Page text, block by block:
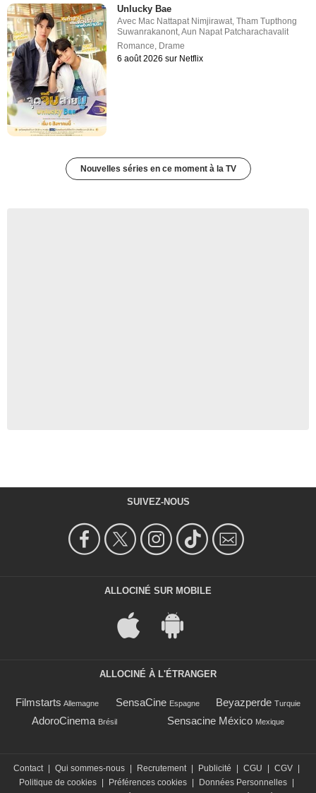
Unlucky Bae
Avec Mac Nattapat Nimjirawat,Tham Tupthong
Suwanrakanont,Aun Napat Patcharachavalit
Romance, Drame
6 août 2026 sur Netflix
Nouvelles séries en ce moment à la TV
SUIVEZ-NOUS
ALLOCINÉ SUR MOBILE
ALLOCINÉ À L'ÉTRANGER
Filmstarts Allemagne SensaCine Espagne Beyazperde Turquie
AdoroCinema Brésil Sensacine México Mexique
Contact Qui sommes-nous Recrutement Publicité CGU CGV
Politique de cookies
Préférences cookies Données Personnelles